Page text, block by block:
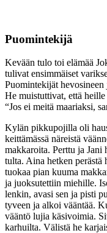
Puomintekijä
Kevään tulo toi elämää
tulivat ensimmäiset
Puomintekijät
He muistuttivat, että
“Jos ei meitä maariaksi,
Kylän pikkupojilla oli
keittämässä näreistä
makkaroita. Perttu ja Jani
tulta. Aina hetken perästä
tuokaa pian kuuma
ja juoksutettiin miehille.
lenkin, avasi sen ja pisti
tyveen ja alkoi vääntää.
vääntö lujia käsivoimia.
karhuilta. Välistä he